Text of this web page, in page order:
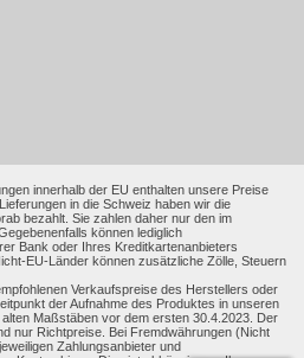
innerhalb der EU enthalten unsere Preise
in die Schweiz haben wir die
bezahlt. Sie zahlen daher nur den im
können lediglich
Bank oder Ihres Kreditkartenanbieters
EU-Länder können zusätzliche Zölle, Steuern
Verkaufspreise des Herstellers oder
der Aufnahme des Produktes in unseren
Maßstäben vor dem ersten 30.4.2023. Der
nur Richtpreise. Bei Fremdwährungen (Nicht
Zahlungsanbieter und